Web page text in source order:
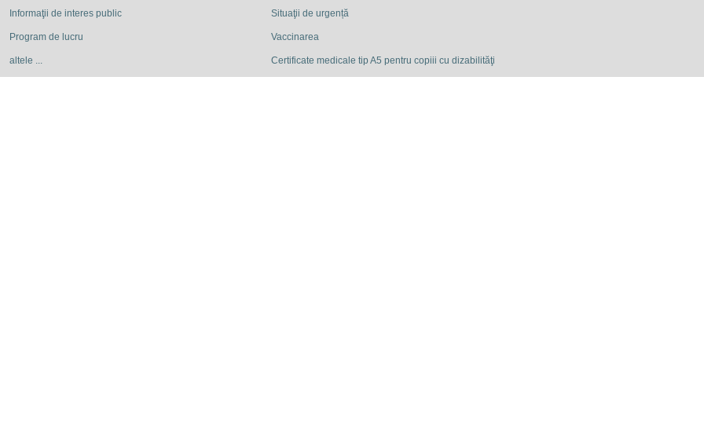
Informaţii de interes public
Program de lucru
altele ...
Situaţii de urgență
Vaccinarea
Certificate medicale tip A5 pentru copiii cu dizabilităţi